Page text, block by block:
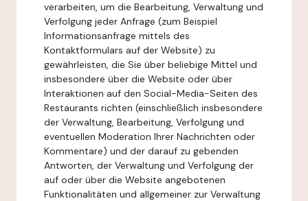
verarbeiten, um die Bearbeitung, Verwaltung und
Verfolgung jeder Anfrage (zum Beispiel
Informationsanfrage mittels des
Kontaktformulars auf der Website) zu
gewährleisten, die Sie über beliebige Mittel und
insbesondere über die Website oder über
Interaktionen auf den Social-Media-Seiten des
Restaurants richten (einschließlich insbesondere
der Verwaltung, Bearbeitung, Verfolgung und
eventuellen Moderation Ihrer Nachrichten oder
Kommentare) und der darauf zu gebenden
Antworten, der Verwaltung und Verfolgung der
auf oder über die Website angebotenen
Funktionalitäten und allgemeiner zur Verwaltung